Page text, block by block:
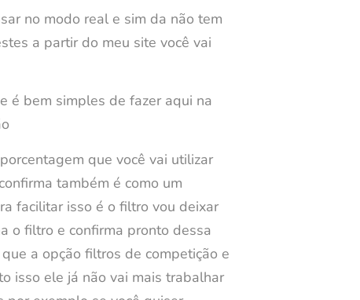
no modo real e sim da não tem
a partir do meu site você vai
é bem simples de fazer aqui na
que você vai utilizar
também é como um
facilitar isso é o filtro vou deixar
o filtro e confirma pronto dessa
a opção filtros de competição e
isso ele já não vai mais trabalhar